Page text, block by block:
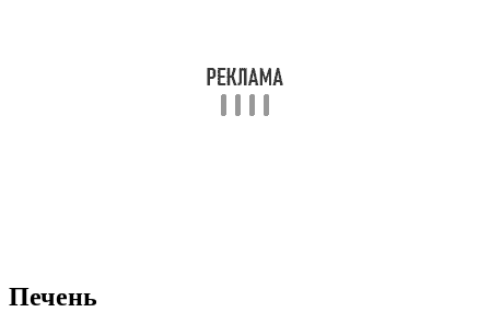
Печень